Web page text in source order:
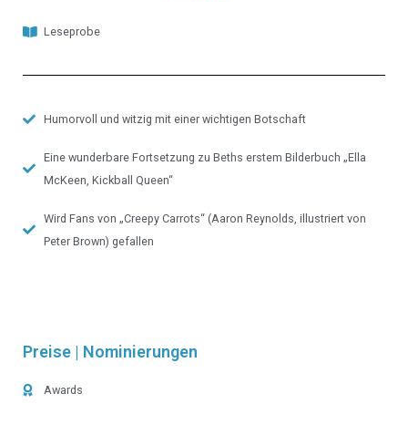
Leseprobe
Humorvoll und witzig mit einer wichtigen Botschaft
Eine wunderbare Fortsetzung zu Beths erstem Bilderbuch „Ella
McKeen, Kickball Queen“
Wird Fans von „Creepy Carrots“ (Aaron Reynolds, illustriert von
Peter Brown) gefallen
Preise | Nominierungen
Awards